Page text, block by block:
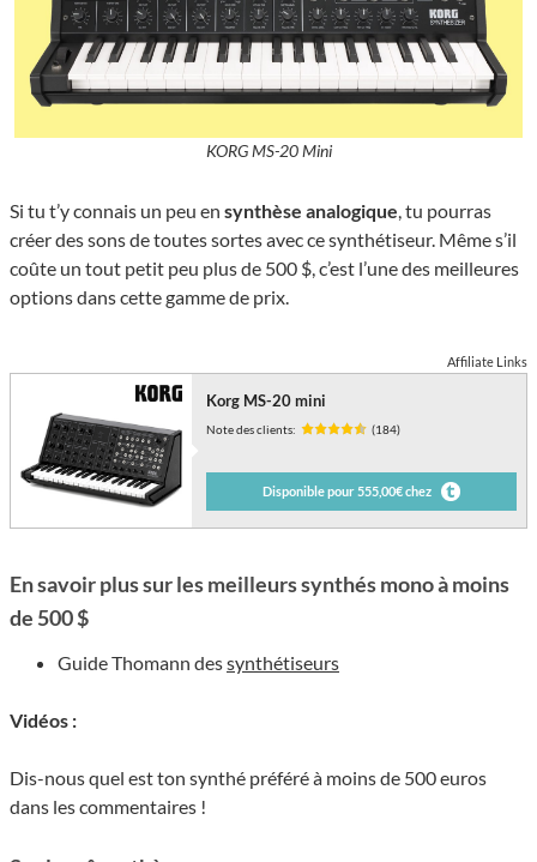
KORG MS-20 Mini
Si tu t’y connais un peu en synthèse analogique, tu pourras
créer des sons de toutes sortes avec ce synthétiseur. Même s’il
coûte un tout petit peu plus de 500 $, c’est l’une des meilleures
options dans cette gamme de prix.
Affiliate Links
Korg MS-20 mini
Note des clients: (184)
Disponible pour 555,00€ chez
En savoir plus sur les meilleurs synthés mono à moins
de 500 $
Guide Thomann dessynthétiseurs
Vidéos :
Dis-nous quel est ton synthé préféré à moins de 500 euros
dans les commentaires !